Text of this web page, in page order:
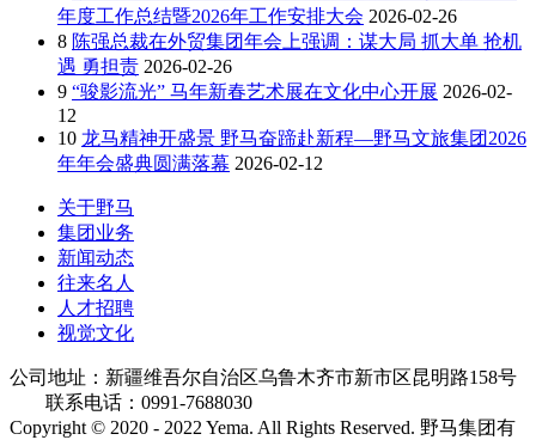
年度工作总结暨2026年工作安排大会 2026-02-26
8 陈强总裁在外贸集团年会上强调：谋大局 抓大单 抢机
遇 勇担责 2026-02-26
9 “骏影流光” 马年新春艺术展在文化中心开展 2026-02-
12
10 龙马精神开盛景 野马奋蹄赴新程—野马文旅集团2026
年年会盛典圆满落幕 2026-02-12
关于野马
集团业务
新闻动态
往来名人
人才招聘
视觉文化
公司地址：新疆维吾尔自治区乌鲁木齐市新市区昆明路158号
联系电话：0991-7688030
Copyright © 2020 - 2022 Yema. All Rights Reserved. 野马集团有